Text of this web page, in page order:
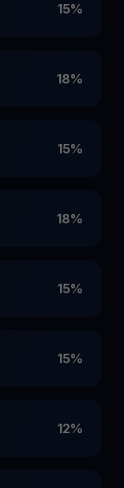
15%
18%
15%
18%
15%
15%
12%